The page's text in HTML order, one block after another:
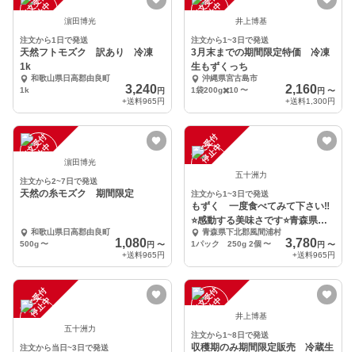
中 濵田博光
注文から1日で発送
天然フトモズク 訳あり 冷凍
1k
和歌山県日高郡由良町
1k
3,240円
+送料965円
中 井上博基
注文から1~3日で発送
3月末までの期間限定特価 冷凍
生もずくっち
沖縄県宮古島市
1袋200g✖️10 〜 2,160円 〜
+送料1,300円
注
文
受
付
停
止
中 濵田博光
注文から2~7日で発送
天然の糸モズク 期間限定
和歌山県日高郡由良町
500g〜 1,080円 〜
+送料965円
注
文
受
付
停
止
中
五十洲力
注文から1~3日で発送
もずく 一度食べてみて下さい‼️
⭐️感動する美味さです⭐️青森県
津軽海峡産
青森県下北郡風間浦村
1パック 250g 2個 〜 3,780円 〜
+送料965円
注
文
受
付
停
止
中
五十洲力
注文から当日~3日で発送
注
文
受
付
停
止
中 井上博基
注文から1~8日で発送
収穫期のみ期間限定販売 冷蔵生